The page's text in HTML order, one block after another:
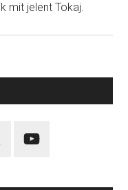
mit jelent Tokaj.